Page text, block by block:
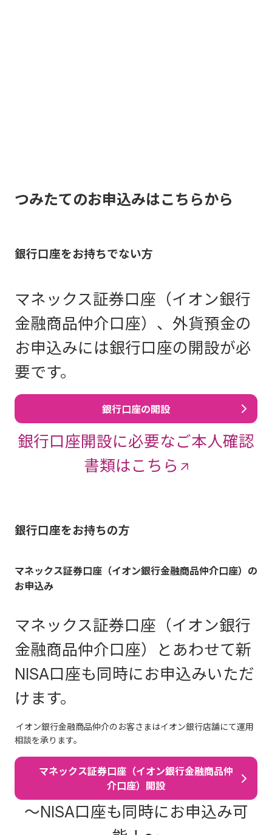
つみたてのお申込みはこちらから
銀行口座をお持ちでない方
マネックス証券口座（イオン銀行
金融商品仲介口座）、外貨預金の
お申込みには銀行口座の開設が必
要です。
銀行口座の開設
銀行口座開設に必要なご本人確認
書類はこちら
銀行口座をお持ちの方
マネックス証券口座（イオン銀行金融商品仲介口座）の
お申込み
マネックス証券口座（イオン銀行
金融商品仲介口座）とあわせて新
NISA口座も同時にお申込みいただ
けます。
イオン銀行金融商品仲介のお客さまはイオン銀行店舗にて運用
相談を承ります。
マネックス証券口座（イオン銀行金融商品仲
介口座）開設
～NISA口座も同時にお申込み可